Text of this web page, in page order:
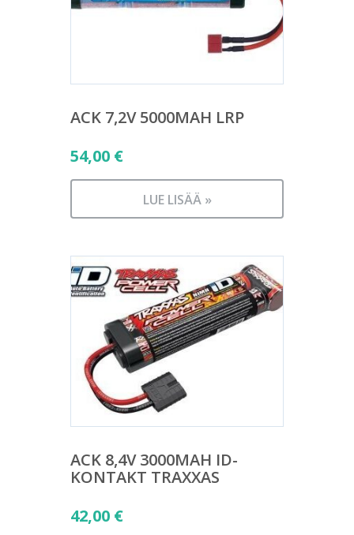
ACK 7,2V 5000MAH LRP
54,00 €
LUE LISÄÄ »
ACK 8,4V 3000MAH ID-
KONTAKT TRAXXAS
42,00 €